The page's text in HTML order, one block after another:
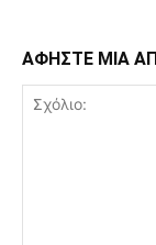
ΑΦΗΣΤΕ ΜΙΑ